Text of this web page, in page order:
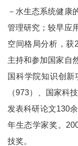
－水生态系统健康
管理研究；较早应
空间格局分析，获
主持和参加国家自
国科学院知识创新
（973）、国家科
发表科研论文130
年生态学家奖。
技奖。